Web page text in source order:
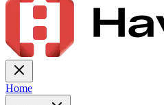
Home